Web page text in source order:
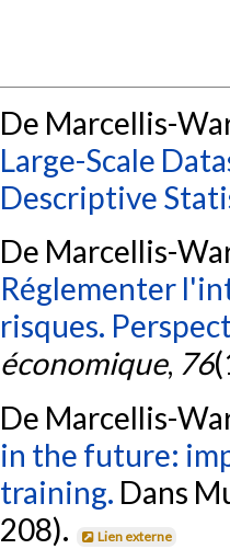
De Marcellis-
Large-Scale
Descriptive
De Marcellis-
Réglementer
risques.
économique, 76
De Marcellis-
in the future:
training. Dans
208).
Lien externe